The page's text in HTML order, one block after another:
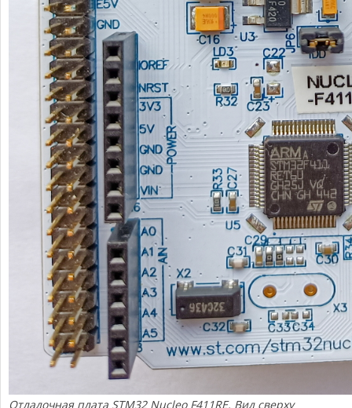
Отладочная плата STM32 Nucleo F411RE. Вид сверху